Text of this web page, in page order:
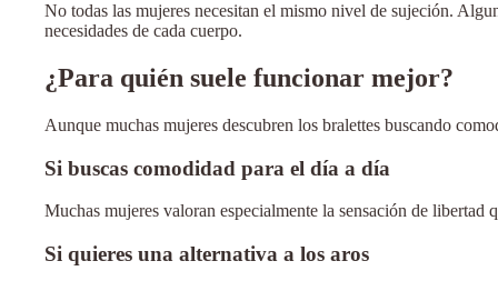
No todas las mujeres necesitan el mismo nivel de sujeción.
necesidades de cada cuerpo.
¿Para quién suele funcionar mejor?
Aunque muchas mujeres descubren los bralettes buscando
Si buscas comodidad para el día a día
Muchas mujeres valoran especialmente la sensación de
Si quieres una alternativa a los aros